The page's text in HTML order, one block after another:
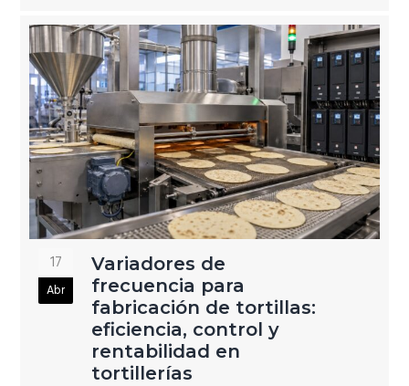
17
Abr
Variadores de
frecuencia para
fabricación de tortillas:
eficiencia, control y
rentabilidad en
tortillerías